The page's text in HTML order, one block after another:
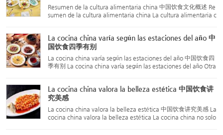
Resumen de la cultura alimentaria china 中国饮食文化概述 Re
sumen de la cultura alimentaria china La cultura alimentaria c
La cocina china varía según las estaciones del año 中
国饮食四季有别
La cocina china varía según las estaciones del año 中国饮食四
季有别 La cocina china varía según las estaciones del año Otra
La cocina china valora la belleza estética 中国饮食讲
究美感
La cocina china valora la belleza estética 中国饮食讲究美感 La
cocina china valora la belleza estética La cocina china no solo